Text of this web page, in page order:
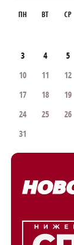
ПН ВТ СР
3
4 5
10
11 12
17
18 19
24
25 26
31